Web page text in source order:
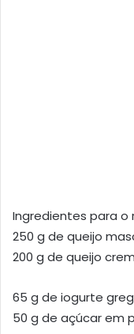
Ingredientes para o
250 g de queijo
200 g de queijo
65 g de iogurte
50 g de açúcar em